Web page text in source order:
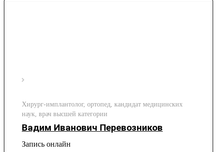
Хирург-имплантолог, ортопед, кандидат медицинских
наук, врач высшей категории
Вадим Иванович Перевозников
Запись онлайн